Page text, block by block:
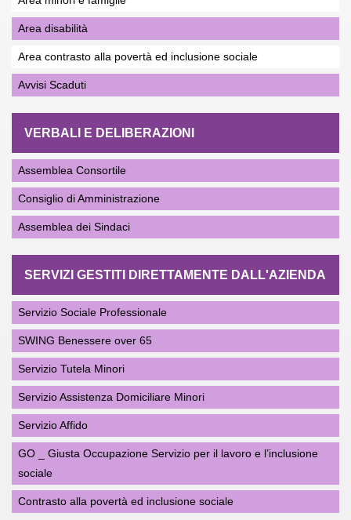
Area disabilità
Area contrasto alla povertà ed inclusione sociale
Avvisi Scaduti
VERBALI E DELIBERAZIONI
Assemblea Consortile
Consiglio di Amministrazione
Assemblea dei Sindaci
SERVIZI GESTITI DIRETTAMENTE DALL'AZIENDA
Servizio Sociale Professionale
SWING Benessere over 65
Servizio Tutela Minori
Servizio Assistenza Domiciliare Minori
Servizio Affido
GO _ Giusta Occupazione Servizio per il lavoro e l’inclusione
sociale
Contrasto alla povertà ed inclusione sociale